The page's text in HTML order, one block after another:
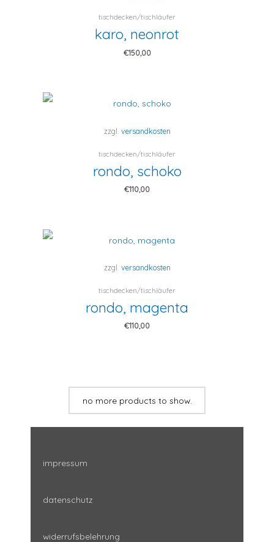
tischdecken/tischläufer
karo, neonrot
€150,00
zzgl. versandkosten
tischdecken/tischläufer
rondo, schoko
€110,00
zzgl. versandkosten
tischdecken/tischläufer
rondo, magenta
€110,00
no more products to show.
impressum
datenschutz
widerrufsbelehrung